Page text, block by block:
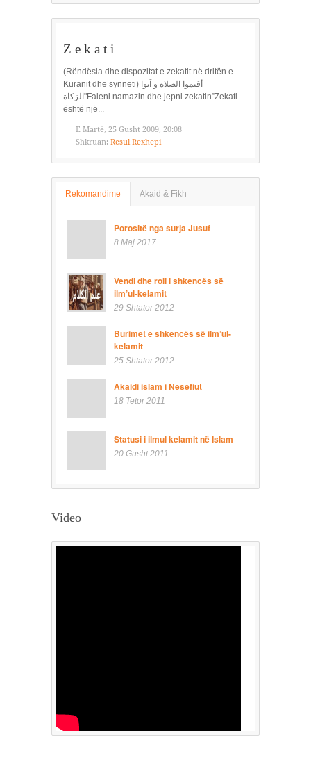
Z e k a t i
(Rëndësia dhe dispozitat e zekatit në dritën e
Kuranit dhe synneti) أقيموا الصلاة و آتوا
الزكاة"Faleni namazin dhe jepni zekatin”Zekati
është një...
E Martë, 25 Gusht 2009, 20:08
Shkruan: Resul Rexhepi
Rekomandime Akaid & Fikh
Porositë nga surja Jusuf
8 Maj 2017
Vendi dhe roli i shkencës së
ilm’ul-kelamit
29 Shtator 2012
Burimet e shkencës së ilm’ul-
kelamit
25 Shtator 2012
Akaidi islam i Nesefiut
18 Tetor 2011
Statusi i ilmul kelamit në Islam
20 Gusht 2011
Video